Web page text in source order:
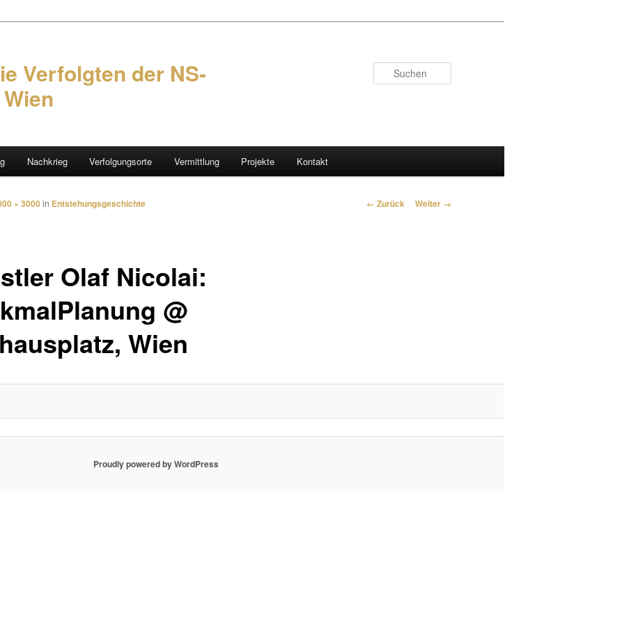
Verfolgten der NS-
Nachkrieg Verfolgungsorte Vermittlung Projekte Kontakt
Bilder-Navigation
← Zurück Weiter →
Olaf Nicolai:
@
Wien
× 3000in Entstehungsgeschichte
Proudly powered by WordPress